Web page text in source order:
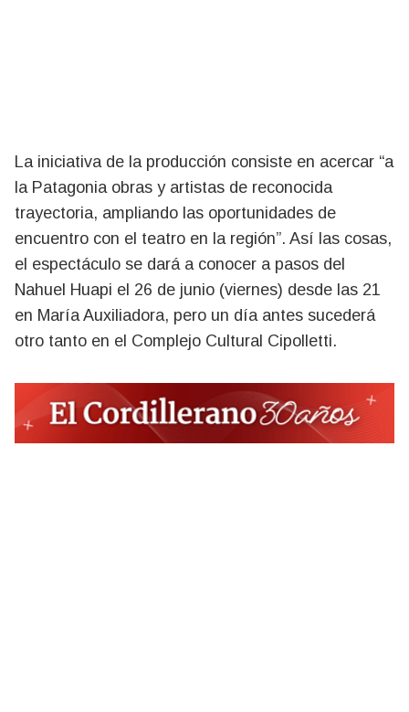
La iniciativa de la producción consiste en acercar “a
la Patagonia obras y artistas de reconocida
trayectoria, ampliando las oportunidades de
encuentro con el teatro en la región”. Así las cosas,
el espectáculo se dará a conocer a pasos del
Nahuel Huapi el 26 de junio (viernes) desde las 21
en María Auxiliadora, pero un día antes sucederá
otro tanto en el Complejo Cultural Cipolletti.